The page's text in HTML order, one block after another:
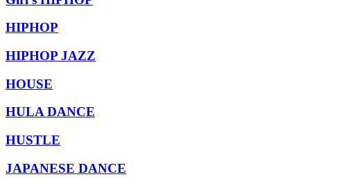
HIPHOP
HIPHOP JAZZ
HOUSE
HULA DANCE
HUSTLE
JAPANESE DANCE